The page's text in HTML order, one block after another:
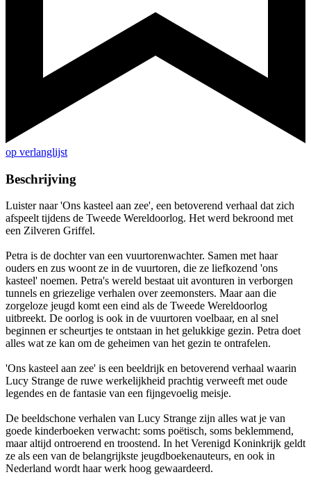
op verlanglijst
Beschrijving
Luister naar 'Ons kasteel aan zee', een betoverend verhaal dat zich
afspeelt tijdens de Tweede Wereldoorlog. Het werd bekroond met
een Zilveren Griffel.
Petra is de dochter van een vuurtorenwachter. Samen met haar
ouders en zus woont ze in de vuurtoren, die ze liefkozend 'ons
kasteel' noemen. Petra's wereld bestaat uit avonturen in verborgen
tunnels en griezelige verhalen over zeemonsters. Maar aan die
zorgeloze jeugd komt een eind als de Tweede Wereldoorlog
uitbreekt. De oorlog is ook in de vuurtoren voelbaar, en al snel
beginnen er scheurtjes te ontstaan in het gelukkige gezin. Petra doet
alles wat ze kan om de geheimen van het gezin te ontrafelen.
'Ons kasteel aan zee' is een beeldrijk en betoverend verhaal waarin
Lucy Strange de ruwe werkelijkheid prachtig verweeft met oude
legendes en de fantasie van een fijngevoelig meisje.
De beeldschone verhalen van Lucy Strange zijn alles wat je van
goede kinderboeken verwacht: soms poëtisch, soms beklemmend,
maar altijd ontroerend en troostend. In het Verenigd Koninkrijk geldt
ze als een van de belangrijkste jeugdboekenauteurs, en ook in
Nederland wordt haar werk hoog gewaardeerd.